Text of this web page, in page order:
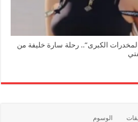
الكبرى”.. رحلة سارة خليفة من
الوسوم